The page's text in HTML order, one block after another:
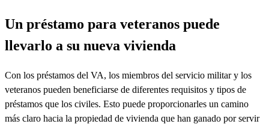
Un préstamo para veteranos puede
llevarlo a su nueva vivienda
Con los préstamos del VA, los miembros del servicio military los
veteranos pueden beneficiarse de diferentes requisitos y tipos de
préstamos que los civiles. Esto puede proporcionarles un camino
más claro hacia la propiedad de vivienda que han ganado por servir